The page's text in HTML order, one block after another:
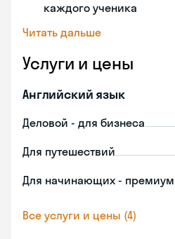
каждого ученика
Читать дальше
Услуги и цены
Английский язык
Деловой - для бизнеса
Для путешествий
Для начинающих - премиум
Все услуги и цены (4)